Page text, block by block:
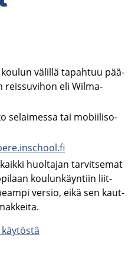
vä­lil­lä ta­pah­tuu pää­
reis­su­vi­hon eli Wilma-​
se­lai­mes­sa tai mo­bii­li­so­
huol­ta­jan tar­vit­se­mat
kou­lun­käyn­tiin liit­
ver­sio, eikä sen kaut­